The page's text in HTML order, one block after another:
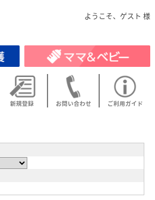
ようこそ、ゲスト 様
新規登録 お問い合わせ ご利用ガイド